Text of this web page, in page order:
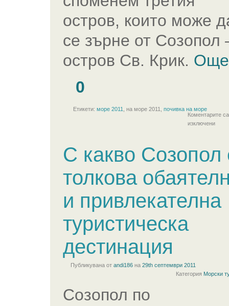
остров, които може
се зърне от Созопол
остров Св. Крик.
0
Етикети: море 2011 , на море 2011, почивка на море
Коментарите са
изключени
С какво Созопол
толкова
и привлекателна
туристическа
дестинация
Публикувана от andi186 на 29th септември 2011
Категория Морски
Созопол по